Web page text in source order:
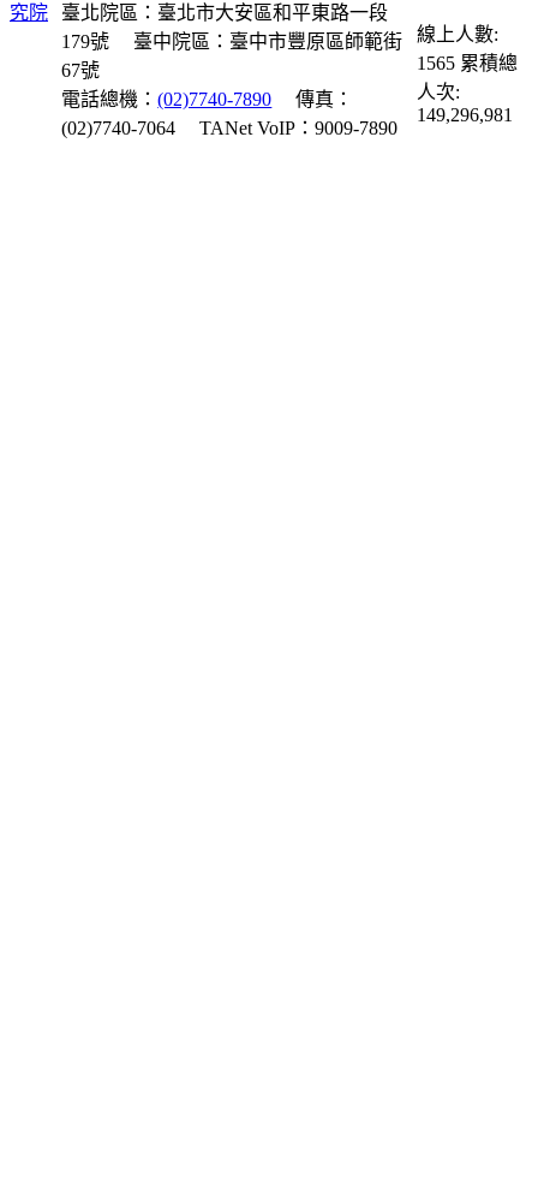
臺北院區：臺北市大安區和平東路一段
179號
臺中院區：臺中市豐原區師範街
67號
電話總機：(02)7740-7890
傳真：
(02)7740-7064
TANet VoIP：9009-7890
線上人數:
1565 累積總
人次:
149,296,981